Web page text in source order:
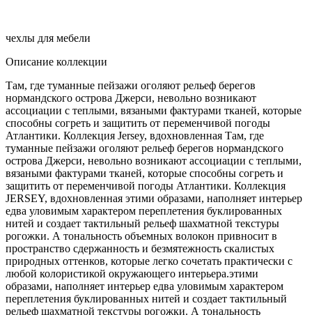
чехлы для мебели
Описание коллекции
Там, где туманные пейзажи оголяют рельеф берегов
нормандского острова Джерси, невольно возникают
ассоциации с теплыми, вязаными фактурами тканей, которые
способны согреть и защитить от переменчивой погоды
Атлантики. Коллекция Jersey, вдохновленная Там, где
туманные пейзажи оголяют рельеф берегов нормандского
острова Джерси, невольно возникают ассоциации с теплыми,
вязаными фактурами тканей, которые способны согреть и
защитить от переменчивой погоды Атлантики. Коллекция
JERSEY, вдохновленная этими образами, наполняет интерьер
едва уловимым характером переплетения буклированных
нитей и создает тактильный рельеф шахматной текстуры
рогожки. А тональность объемных волокон привносит в
пространство сдержанность и безмятежность скалистых
природных оттенков, которые легко сочетать практически с
любой колористикой окружающего интерьера.этими
образами, наполняет интерьер едва уловимым характером
переплетения буклированных нитей и создает тактильный
рельеф шахматной текстуры рогожки. А тональность